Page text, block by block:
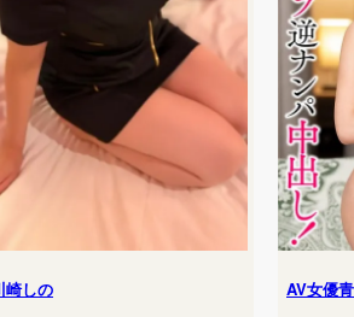
崎しの AV女優